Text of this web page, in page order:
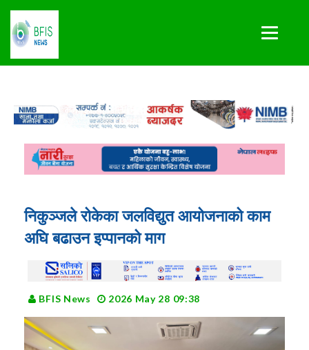
निकुञ्जले रोकेका जलविद्युत आयोजनाको काम
अघि बढाउन इप्पानको माग
BFIS News 2026 May 28 09:38